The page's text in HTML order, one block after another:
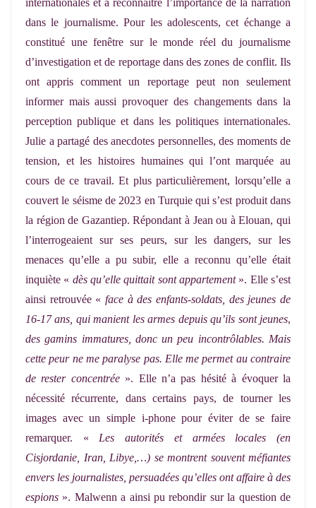
internationales et à reconnaître l’importance de la narration
dans le journalisme. Pour les adolescents, cet échange a
constitué une fenêtre sur le monde réel du journalisme
d’investigation et de reportage dans des zones de conflit. Ils
ont appris comment un reportage peut non seulement
informer mais aussi provoquer des changements dans la
perception publique et dans les politiques internationales.
Julie a partagé des anecdotes personnelles, des moments de
tension, et les histoires humaines qui l’ont marquée au
cours de ce travail. Et plus particulièrement, lorsqu’elle a
couvert le séisme de 2023 en Turquie qui s’est produit dans
la région de Gazantiep. Répondant à Jean ou à Elouan, qui
l’interrogeaient sur ses peurs, sur les dangers, sur les
menaces qu’elle a pu subir, elle a reconnu qu’elle était
inquiète « dès qu’elle quittait sont appartement». Elle s’est
ainsi retrouvée « face à des enfants-soldats, des jeunes de
16-17 ans, qui manient les armes depuis qu’ils sont jeunes,
des gamins immatures, donc un peu incontrôlables. Mais
cette peur ne me paralyse pas. Elle me permet au contraire
de rester concentrée». Elle n’a pas hésité à évoquer la
nécessité récurrente, dans certains pays, de tourner les
images avec un simple i-phone pour éviter de se faire
remarquer. « Les autorités et armées locales (en
Cisjordanie, Iran, Libye,…) se montrent souvent méfiantes
envers les journalistes, persuadées qu’elles ont affaire à des
espions ». Malwenn a ainsi pu rebondir sur la question de